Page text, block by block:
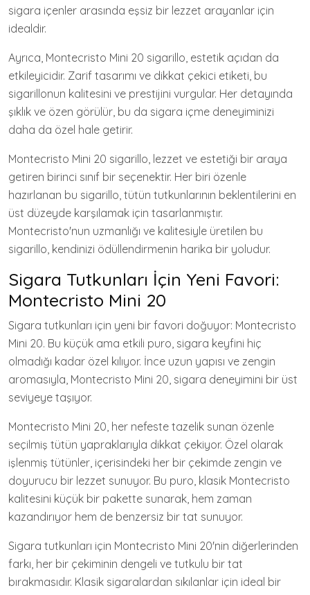
sigara içenler arasında eşsiz bir lezzet arayanlar için
idealdir.
Ayrıca, Montecristo Mini 20 sigarillo, estetik açıdan da
etkileyicidir. Zarif tasarımı ve dikkat çekici etiketi, bu
sigarillonun kalitesini ve prestijini vurgular. Her detayında
şıklık ve özen görülür, bu da sigara içme deneyiminizi
daha da özel hale getirir.
Montecristo Mini 20 sigarillo, lezzet ve estetiği bir araya
getiren birinci sınıf bir seçenektir. Her biri özenle
hazırlanan bu sigarillo, tütün tutkunlarının beklentilerini en
üst düzeyde karşılamak için tasarlanmıştır.
Montecristo'nun uzmanlığı ve kalitesiyle üretilen bu
sigarillo, kendinizi ödüllendirmenin harika bir yoludur.
Sigara Tutkunları İçin Yeni Favori:
Montecristo Mini 20
Sigara tutkunları için yeni bir favori doğuyor: Montecristo
Mini 20. Bu küçük ama etkili puro, sigara keyfini hiç
olmadığı kadar özel kılıyor. İnce uzun yapısı ve zengin
aromasıyla, Montecristo Mini 20, sigara deneyimini bir üst
seviyeye taşıyor.
Montecristo Mini 20, her nefeste tazelik sunan özenle
seçilmiş tütün yapraklarıyla dikkat çekiyor. Özel olarak
işlenmiş tütünler, içerisindeki her bir çekimde zengin ve
doyurucu bir lezzet sunuyor. Bu puro, klasik Montecristo
kalitesini küçük bir pakette sunarak, hem zaman
kazandırıyor hem de benzersiz bir tat sunuyor.
Sigara tutkunları için Montecristo Mini 20'nin diğerlerinden
farkı, her bir çekiminin dengeli ve tutkulu bir tat
bırakmasıdır. Klasik sigaralardan sıkılanlar için ideal bir